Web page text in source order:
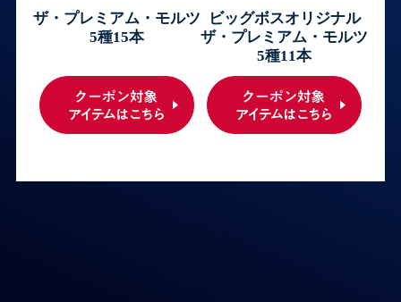
ザ・プレミアム・モルツ
5種15本
ビッグボスオリジナル
ザ・プレミアム・モルツ
5種11本